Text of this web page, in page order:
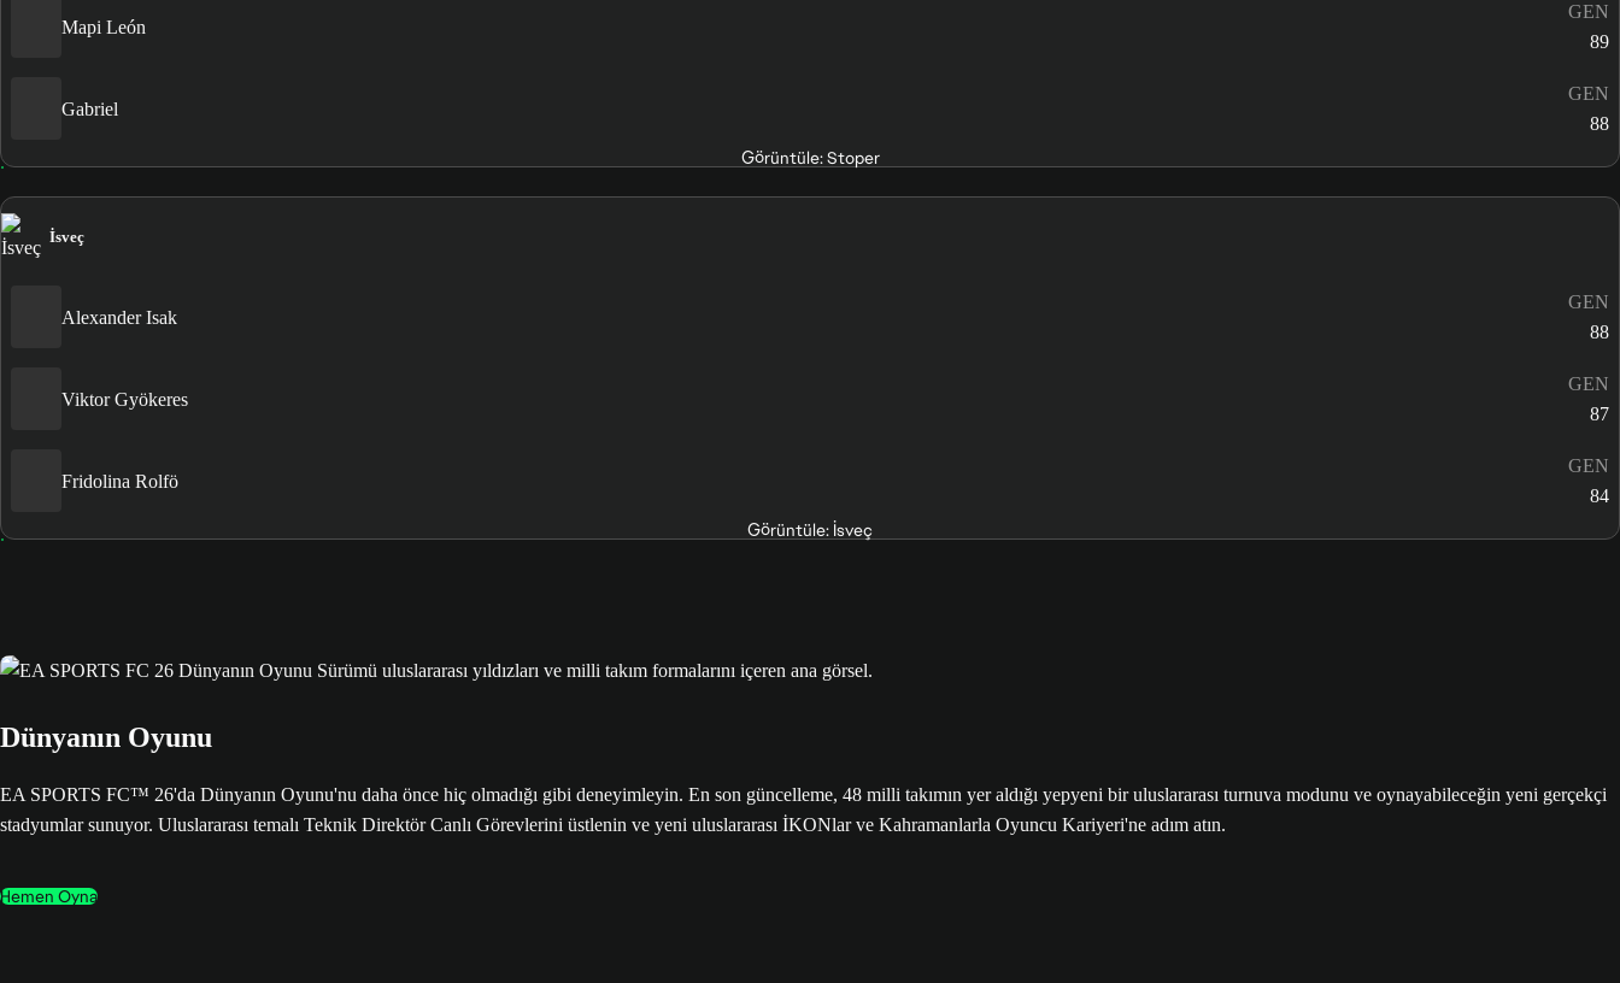
Mapi León
GEN
89
Gabriel
GEN
88
Görüntüle: Stoper
İsveç
Alexander Isak
GEN
88
Viktor Gyökeres
GEN
87
Fridolina Rolfö
GEN
84
Görüntüle: İsveç
Dünyanın Oyunu
EA SPORTS FC™ 26'da Dünyanın Oyunu'nu daha önce hiç olmadığı gibi deneyimleyin. En son güncelleme, 48 milli takımın yer aldığı yepyeni bir uluslararası turnuva modunu ve oynayabileceğin yeni gerçekçi
stadyumlar sunuyor. Uluslararası temalı Teknik Direktör Canlı Görevlerini üstlenin ve yeni uluslararası İKONlar ve Kahramanlarla Oyuncu Kariyeri'ne adım atın.
Hemen Oyna